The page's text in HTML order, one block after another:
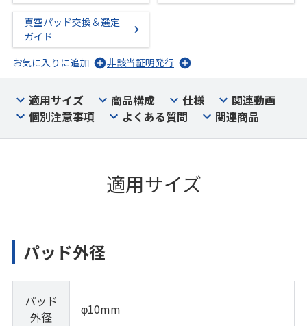
真空パッド交換＆選定
ガイド
お気に入りに追加
非該当証明発行
適用サイズ 商品構成 仕様
関連動画
個別注意事項
よくある質問 関連商品
適用サイズ
パッド外径
パッド
外径
φ10mm